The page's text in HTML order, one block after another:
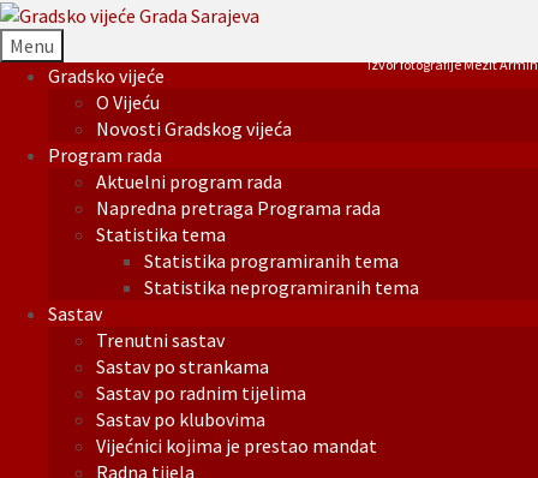
Menu
Gradsko vijeće
O Vijeću
Novosti Gradskog vijeća
Program rada
Aktuelni program rada
Napredna pretraga Programa rada
Statistika tema
Statistika programiranih tema
Statistika neprogramiranih tema
Sastav
Trenutni sastav
Sastav po strankama
Sastav po radnim tijelima
Sastav po klubovima
Vijećnici kojima je prestao mandat
Radna tijela
Izvor fotografije Mezit Armin